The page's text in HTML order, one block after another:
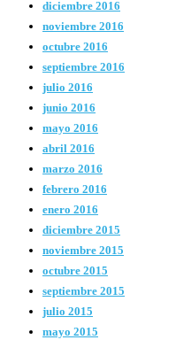
diciembre 2016
noviembre 2016
octubre 2016
septiembre 2016
julio 2016
junio 2016
mayo 2016
abril 2016
marzo 2016
febrero 2016
enero 2016
diciembre 2015
noviembre 2015
octubre 2015
septiembre 2015
julio 2015
mayo 2015